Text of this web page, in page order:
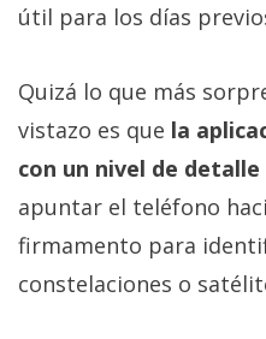
útil para los días
Quizá lo que más
vistazo es que la
con un nivel de
apuntar el teléfono
firmamento para
constelaciones o